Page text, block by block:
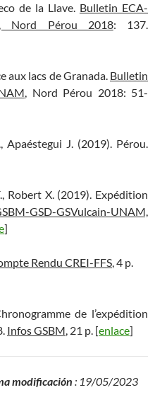
de la Llave. Bulletin ECA-
Nord Pérou 2018: 137.
aux lacs de Granada. Bulletin
, Nord Pérou 2018: 51-
Apaéstegui J. (2019). Pérou.
Robert X. (2019). Expédition
GSD-GSVulcain-UNAM,
]
Rendu CREI-FFS, 4 p.
de l’expédition
Infos GSBM, 21 p. [enlace]
modificación : 19/05/2023